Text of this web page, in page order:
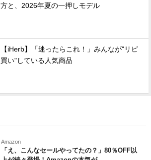
方と、2026年夏の一押しモデル
【iHerb】「迷ったらこれ！」みんなが"リピ
買い"している人気商品
Amazon
「え、こんなセールやってたの？」80％OFF以